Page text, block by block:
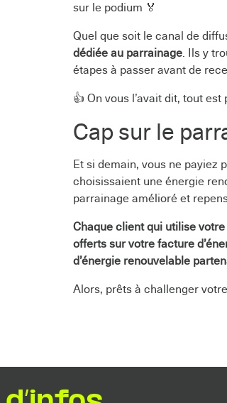
sur le podium 🏅
Quel que soit le canal de
dédiée au parrainage. Ils y
étapes à passer avant de
👍 On vous l’avait dit, tout est
Cap sur le
Et si demain, vous ne payiez
choisissaient une énergie
parrainage amélioré et
Chaque client qui utilise
offerts sur votre facture
d’énergie renouvelable
Alors, prêts à challenger